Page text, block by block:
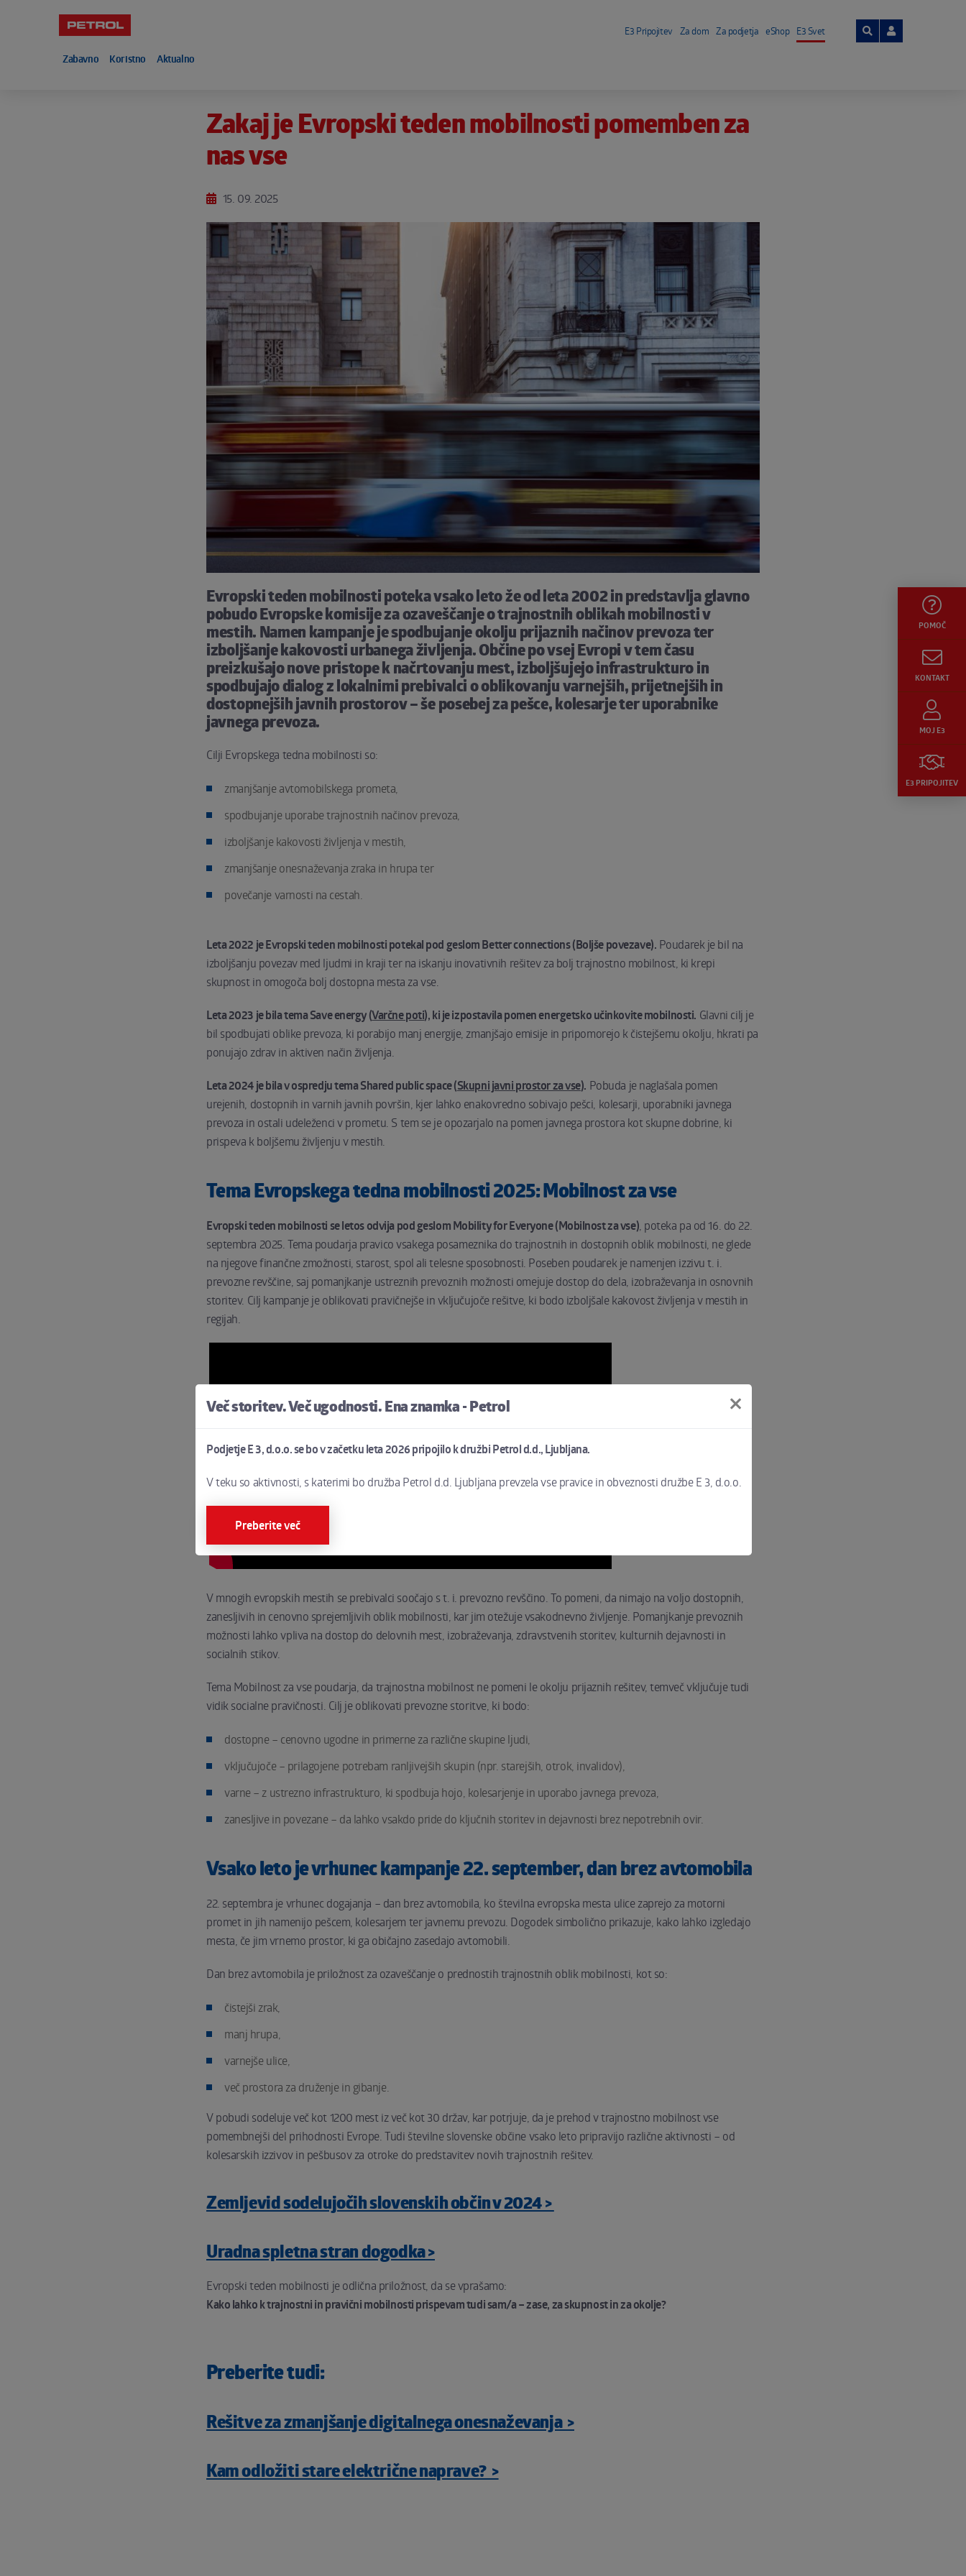
E3 Pripojitev Za dom Za podjetja eShop E3 Svet
Zabavno Koristno Aktualno
POMOČ
KONTAKT
MOJ E3
E3 PRIPOJITEV
Zakaj je Evropski teden mobilnosti pomemben za
nas vse
15. 09. 2025
Evropski teden mobilnosti poteka vsako leto že od leta 2002 in predstavlja glavno
pobudo Evropske komisije za ozaveščanje o trajnostnih oblikah mobilnosti v
mestih. Namen kampanje je spodbujanje okolju prijaznih načinov prevoza ter
izboljšanje kakovosti urbanega življenja. Občine po vsej Evropi v tem času
preizkušajo nove pristope k načrtovanju mest, izboljšujejo infrastrukturo in
spodbujajo dialog z lokalnimi prebivalci o oblikovanju varnejših, prijetnejših in
dostopnejših javnih prostorov – še posebej za pešce, kolesarje ter uporabnike
javnega prevoza.
Cilji Evropskega tedna mobilnosti so:
zmanjšanje avtomobilskega prometa,
spodbujanje uporabe trajnostnih načinov prevoza,
izboljšanje kakovosti življenja v mestih,
zmanjšanje onesnaževanja zraka in hrupa ter
povečanje varnosti na cestah.
Leta 2022 je Evropski teden mobilnosti potekal pod geslom Better connections (Boljše povezave). Poudarek je bil na
izboljšanju povezav med ljudmi in kraji ter na iskanju inovativnih rešitev za bolj trajnostno mobilnost, ki krepi
skupnost in omogoča bolj dostopna mesta za vse.
Leta 2023 je bila tema Save energy (Varčne poti), ki je izpostavila pomen energetsko učinkovite mobilnosti. Glavni cilj je
bil spodbujati oblike prevoza, ki porabijo manj energije, zmanjšajo emisije in pripomorejo k čistejšemu okolju, hkrati pa
ponujajo zdrav in aktiven način življenja.
Leta 2024 je bila v ospredju tema Shared public space (Skupni javni prostor za vse). Pobuda je naglašala pomen
urejenih, dostopnih in varnih javnih površin, kjer lahko enakovredno sobivajo pešci, kolesarji, uporabniki javnega
prevoza in ostali udeleženci v prometu. S tem se je opozarjalo na pomen javnega prostora kot skupne dobrine, ki
prispeva k boljšemu življenju v mestih.
Tema Evropskega tedna mobilnosti 2025: Mobilnost za vse
Evropski teden mobilnosti se letos odvija pod geslom Mobility for Everyone (Mobilnost za vse) , poteka pa od 16. do 22.
septembra 2025. Tema poudarja pravico vsakega posameznika do trajnostnih in dostopnih oblik mobilnosti, ne glede
na njegove finančne zmožnosti, starost, spol ali telesne sposobnosti. Poseben poudarek je namenjen izzivu t. i.
prevozne revščine, saj pomanjkanje ustreznih prevoznih možnosti omejuje dostop do dela, izobraževanja in osnovnih
storitev. Cilj kampanje je oblikovati pravičnejše in vključujoče rešitve, ki bodo izboljšale kakovost življenja v mestih in
regijah.
V mnogih evropskih mestih se prebivalci soočajo s t. i. prevozno revščino. To pomeni, da nimajo na voljo dostopnih,
zanesljivih in cenovno sprejemljivih oblik mobilnosti, kar jim otežuje vsakodnevno življenje. Pomanjkanje prevoznih
možnosti lahko vpliva na dostop do delovnih mest, izobraževanja, zdravstvenih storitev, kulturnih dejavnosti in
socialnih stikov.
Tema Mobilnost za vse poudarja, da trajnostna mobilnost ne pomeni le okolju prijaznih rešitev, temveč vključuje tudi
vidik socialne pravičnosti. Cilj je oblikovati prevozne storitve, ki bodo:
dostopne – cenovno ugodne in primerne za različne skupine ljudi,
vključujoče – prilagojene potrebam ranljivejših skupin (npr. starejših, otrok, invalidov),
varne – z ustrezno infrastrukturo, ki spodbuja hojo, kolesarjenje in uporabo javnega prevoza,
zanesljive in povezane – da lahko vsakdo pride do ključnih storitev in dejavnosti brez nepotrebnih ovir.
Vsako leto je vrhunec kampanje 22. september, dan brez avtomobila
22. septembra je vrhunec dogajanja – dan brez avtomobila, ko številna evropska mesta ulice zaprejo za motorni
promet in jih namenijo pešcem, kolesarjem ter javnemu prevozu. Dogodek simbolično prikazuje, kako lahko izgledajo
mesta, če jim vrnemo prostor, ki ga običajno zasedajo avtomobili.
Dan brez avtomobila je priložnost za ozaveščanje o prednostih trajnostnih oblik mobilnosti, kot so:
čistejši zrak,
manj hrupa,
varnejše ulice,
več prostora za druženje in gibanje.
V pobudi sodeluje več kot 1200 mest iz več kot 30 držav, kar potrjuje, da je prehod v trajnostno mobilnost vse
pomembnejši del prihodnosti Evrope. Tudi številne slovenske občine vsako leto pripravijo različne aktivnosti – od
kolesarskih izzivov in pešbusov za otroke do predstavitev novih trajnostnih rešitev.
Zemljevid sodelujočih slovenskih občin v 2024 >
Uradna spletna stran dogodka >
Evropski teden mobilnosti je odlična priložnost, da se vprašamo:
Kako lahko k trajnostni in pravični mobilnosti prispevam tudi sam/a – zase, za skupnost in za okolje?
Preberite tudi:
Rešitve za zmanjšanje digitalnega onesnaževanja >
Kam odložiti stare električne naprave? >
Več storitev. Več ugodnosti. Ena znamka - Petrol
Podjetje E 3, d.o.o. se bo v začetku leta 2026 pripojilo k družbi Petrol d.d., Ljubljana.
V teku so aktivnosti, s katerimi bo družba Petrol d.d. Ljubljana prevzela vse pravice in obveznosti družbe E 3, d.o.o.
Preberite več